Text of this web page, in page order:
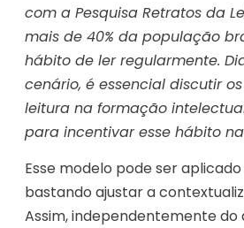
com a Pesquisa Retratos da
mais de 40% da população
hábito de ler regularmente.
cenário, é essencial discutir
leitura na formação
para incentivar esse hábito
Esse modelo pode ser
bastando ajustar a
Assim, independentemente